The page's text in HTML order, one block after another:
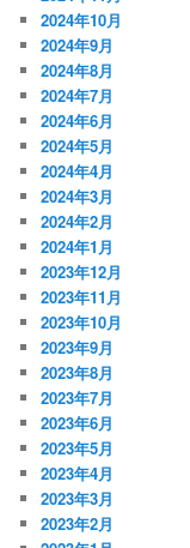
2024年10月
2024年9月
2024年8月
2024年7月
2024年6月
2024年5月
2024年4月
2024年3月
2024年2月
2024年1月
2023年12月
2023年11月
2023年10月
2023年9月
2023年8月
2023年7月
2023年6月
2023年5月
2023年4月
2023年3月
2023年2月